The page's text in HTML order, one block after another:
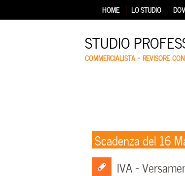
HOME LO STUDIO
STUDIO
COMMERCIALISTA – REVISORE
Scadenza del 16
IVA –